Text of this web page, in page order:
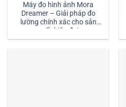
Máy đo hình ảnh Mora
Dreamer – Giải pháp đo
lường chính xác cho sản
xuất hiện đại